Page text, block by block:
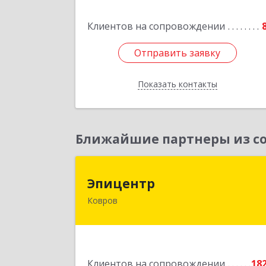
Клиентов на сопровождении
Отправить заявку
Показать контакты
Отправить заявку
Назад
Ближайшие партнеры из
Эпицентр
Ковров
601900, Владимирская обл, Ковров г,